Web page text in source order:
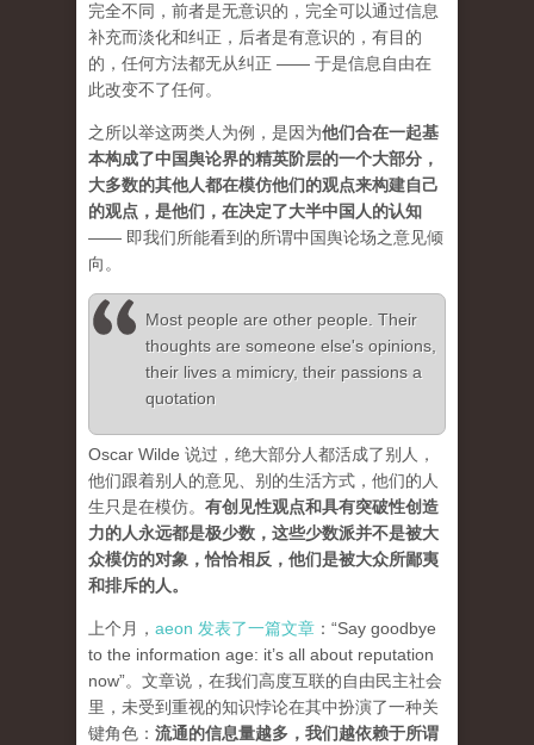
完全不同，前者是无意识的，完全可以通过信息
补充而淡化和纠正，后者是有意识的，有目的
的，任何方法都无从纠正 —— 于是信息自由在
此改变不了任何。
之所以举这两类人为例，是因为他们合在一起基
本构成了中国舆论界的精英阶层的一个大部分，
大多数的其他人都在模仿他们的观点来构建自己
的观点，是他们，在决定了大半中国人的认知
—— 即我们所能看到的所谓中国舆论场之意见倾
向。
Most people are other people. Their
thoughts are someone else's opinions,
their lives a mimicry, their passions a
quotation
Oscar Wilde 说过，绝大部分人都活成了别人，
他们跟着别人的意见、别的生活方式，他们的人
生只是在模仿。 有创见性观点和具有突破性创造
力的人永远都是极少数，这些少数派并不是被大
众模仿的对象，恰恰相反，他们是被大众所鄙夷
和排斥的人。
上个月， aeon 发表了一篇文章 ：“Say goodbye
to the information age: it’s all about reputation
now”。文章说，在我们高度互联的自由民主社会
里，未受到重视的知识悖论在其中扮演了一种关
键角色： 流通的信息量越多，我们越依赖于所谓